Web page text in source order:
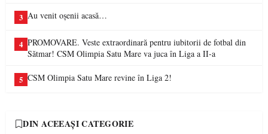
3 Au venit oșenii acasă…
4 PROMOVARE. Veste extraordinară pentru iubitorii de fotbal din
Sătmar! CSM Olimpia Satu Mare va juca în Liga a II-a
5 CSM Olimpia Satu Mare revine în Liga 2!
DIN ACEEAȘI CATEGORIE